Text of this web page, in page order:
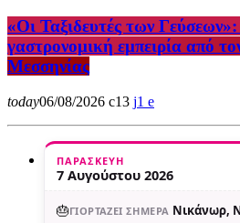
«Οι Ταξιδευτές των
γαστρονομική εμπειρία από
Μεσσηνίας
today06/08/2026 13 1
ΠΑΡΑΣΚΕΥΉ
7 Αυγούστου 2026
🎂ΓΙΟΡΤΆΖΕΙ ΣΉΜΕΡΑ Νικάνωρ,